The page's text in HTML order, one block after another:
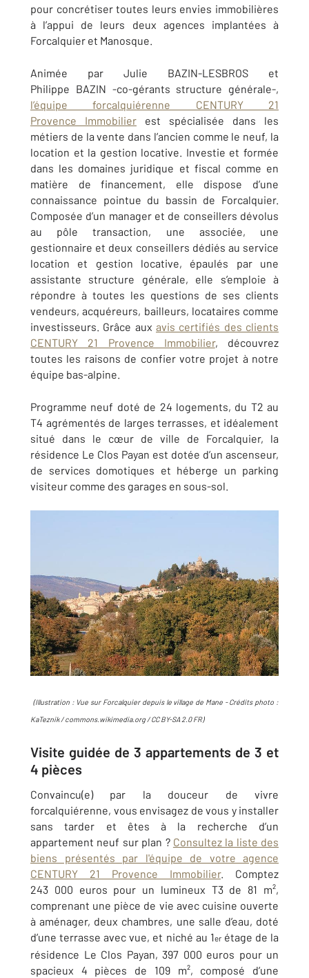
pour concrétiser toutes leurs envies immobilières
à l’appui de leurs deux agences implantées à
Forcalquier et Manosque.
Animée par Julie BAZIN-LESBROS et
Philippe BAZIN -co-gérants structure générale-,
l’équipe forcalquiérenne CENTURY 21
Provence Immobilier est spécialisée dans les
métiers de la vente dans l’ancien comme le neuf, la
location et la gestion locative. Investie et formée
dans les domaines juridique et fiscal comme en
matière de financement, elle dispose d’une
connaissance pointue du bassin de Forcalquier.
Composée d’un manager et de conseillers dévolus
au pôle transaction, une associée, une
gestionnaire et deux conseillers dédiés au service
location et gestion locative, épaulés par une
assistante structure générale, elle s’emploie à
répondre à toutes les questions de ses clients
vendeurs, acquéreurs, bailleurs, locataires comme
investisseurs. Grâce aux avis certifiés des clients
CENTURY 21 Provence Immobilier, découvrez
toutes les raisons de confier votre projet à notre
équipe bas-alpine.
Programme neuf doté de 24 logements, du T2 au
T4 agrémentés de larges terrasses, et idéalement
situé dans le cœur de ville de Forcalquier, la
résidence Le Clos Payan est dotée d’un ascenseur,
de services domotiques et héberge un parking
visiteur comme des garages en sous-sol.
(Illustration : Vue sur Forcalquier depuis le village de Mane - Crédits photo :
KaTeznik / commons.wikimedia.org / CC BY-SA 2.0 FR)
Visite guidée de 3 appartements de 3 et
4 pièces
Convaincu(e) par la douceur de vivre
forcalquiérenne, vous envisagez de vous y installer
sans tarder et êtes à la recherche d’un
appartement neuf sur plan ? Consultez la liste des
biens présentés par l'équipe de votre agence
CENTURY 21 Provence Immobilier. Comptez
243 000 euros pour un lumineux T3 de 81 m²,
comprenant une pièce de vie avec cuisine ouverte
à aménager, deux chambres, une salle d’eau, doté
d’une terrasse avec vue, et niché au 1erétage de la
résidence Le Clos Payan, 397 000 euros pour un
spacieux 4 pièces de 109 m², composé d’une